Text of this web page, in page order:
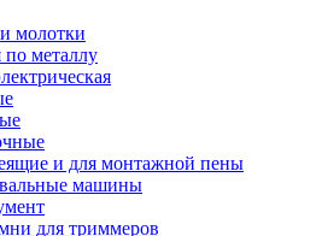
молотки
по металлу
и для монтажной пены
машины
для триммеров